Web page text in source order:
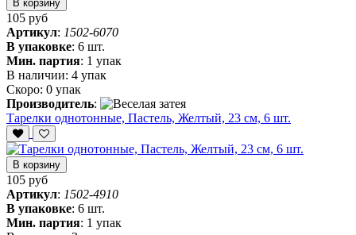
В корзину
105 руб
Артикул: 1502-6070
В упаковке: 6 шт.
Мин. партия: 1 упак
В наличии: 4 упак
Скоро: 0 упак
Производитель:
Тарелки однотонные, Пастель, Желтый, 23 см, 6 шт.
В корзину
105 руб
Артикул: 1502-4910
В упаковке: 6 шт.
Мин. партия: 1 упак